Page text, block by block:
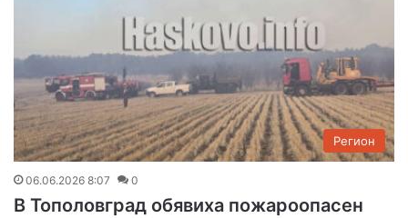
Регион
06.06.2026 8:07 0
В Тополовград обявиха пожароопасен